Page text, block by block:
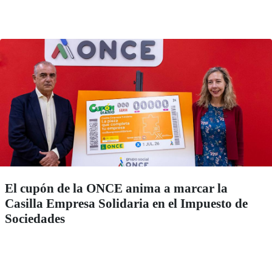
El cupón de la ONCE anima a marcar la
Casilla Empresa Solidaria en el Impuesto de
Sociedades